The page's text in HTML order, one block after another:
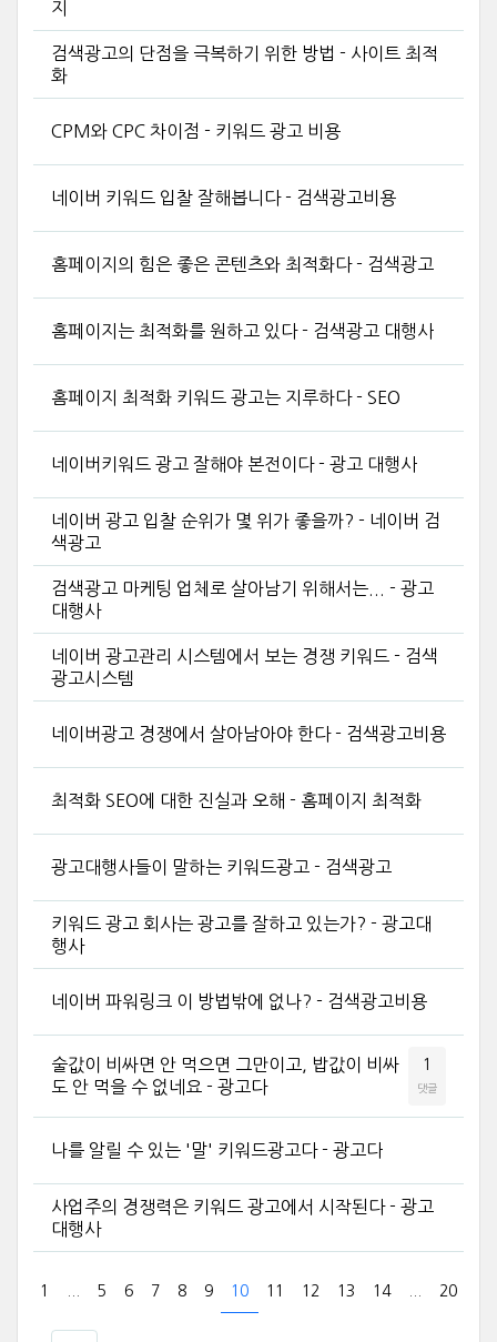
지
검색광고의 단점을 극복하기 위한 방법 - 사이트 최적
화
CPM와 CPC 차이점 - 키워드 광고 비용
네이버 키워드 입찰 잘해봅니다 - 검색광고비용
홈페이지의 힘은 좋은 콘텐츠와 최적화다 - 검색광고
홈페이지는 최적화를 원하고 있다 - 검색광고 대행사
홈페이지 최적화 키워드 광고는 지루하다 - SEO
네이버키워드 광고 잘해야 본전이다 - 광고 대행사
네이버 광고 입찰 순위가 몇 위가 좋을까? - 네이버 검
색광고
검색광고 마케팅 업체로 살아남기 위해서는... - 광고
대행사
네이버 광고관리 시스템에서 보는 경쟁 키워드 - 검색
광고시스템
네이버광고 경쟁에서 살아남아야 한다 - 검색광고비용
최적화 SEO에 대한 진실과 오해 - 홈페이지 최적화
광고대행사들이 말하는 키워드광고 - 검색광고
키워드 광고 회사는 광고를 잘하고 있는가? - 광고대
행사
네이버 파워링크 이 방법밖에 없나? - 검색광고비용
술값이 비싸면 안 먹으면 그만이고, 밥값이 비싸
도 안 먹을 수 없네요 - 광고다
1
댓글
나를 알릴 수 있는 '말' 키워드광고다 - 광고다
사업주의 경쟁력은 키워드 광고에서 시작된다 - 광고
대행사
1 5 6 7 8 9 10 11 12 13 14 20